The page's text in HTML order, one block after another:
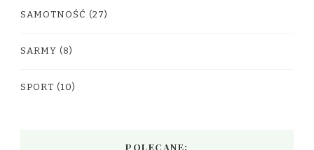
SAMOTNOŚĆ (27)
SARMY (8)
SPORT (10)
POLECANE: